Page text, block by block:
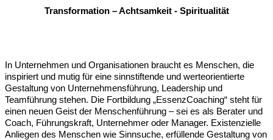
Transformation – Achtsamkeit - Spiritualität
In Unternehmen und Organisationen braucht es Menschen, die
inspiriert und mutig für eine sinnstiftende und werteorientierte
Gestaltung von Unternehmensführung, Leadership und
Teamführung stehen. Die Fortbildung „EssenzCoaching“ steht für
einen neuen Geist der Menschenführung – sei es als Berater und
Coach, Führungskraft, Unternehmer oder Manager. Existenzielle
Anliegen des Menschen wie Sinnsuche, erfüllende Gestaltung von